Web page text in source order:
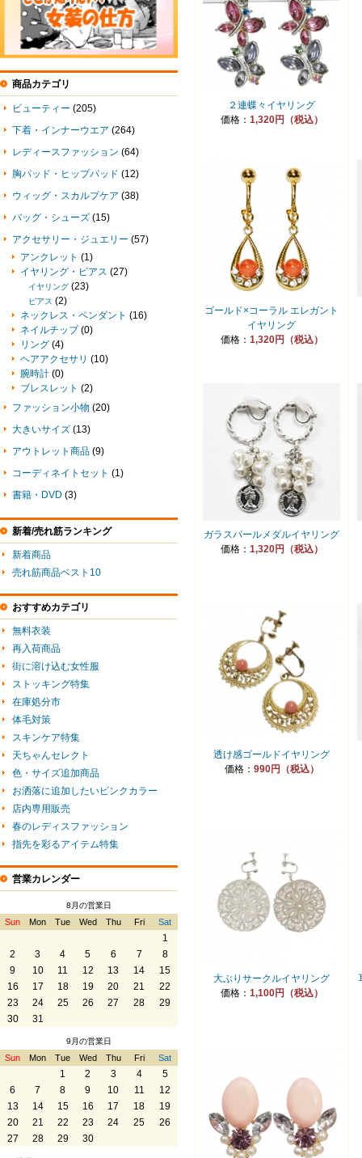
２連蝶々イヤリング
価格： 1,320円（税込）
ゴールド×コーラル エレガント
イヤリング
価格： 1,320円（税込）
ガラスパールメダルイヤリング
価格： 1,320円（税込）
透け感ゴールドイヤリング
価格： 990円（税込）
大ぶりサークルイヤリング
価格： 1,100円（税込）
商品カテゴリ
ビューティー (205)
下着・インナーウエア (264)
レディースファッション (64)
胸パッド・ヒップパッド (12)
ウィッグ・スカルプケア (38)
バッグ・シューズ (15)
アクセサリー・ジュエリー (57)
アンクレット (1)
イヤリング・ピアス (27)
イヤリング (23)
ピアス (2)
ネックレス・ペンダント (16)
ネイルチップ (0)
リング (4)
ヘアアクセサリ (10)
腕時計 (0)
ブレスレット (2)
ファッション小物 (20)
大きいサイズ (13)
アウトレット商品 (9)
コーディネイトセット (1)
書籍・DVD (3)
新着/売れ筋ランキング
新着商品
売れ筋商品ベスト10
おすすめカテゴリ
無料衣装
再入荷商品
街に溶け込む女性服
ストッキング特集
在庫処分市
体毛対策
スキンケア特集
天ちゃんセレクト
色・サイズ追加商品
お洒落に追加したいピンクカラー
店内専用販売
春のレディスファッション
指先を彩るアイテム特集
営業カレンダー
8月の営業日
Sun Mon Tue Wed Thu Fri Sat
1
2
3 4 5 6 7
8
9
10 11 12 13 14
15
16
17 18 19 20 21
22
23
24 25 26 27 28
29
30
31
9月の営業日
Sun Mon Tue Wed Thu Fri Sat
1 2 3 4
5
6
7 8 9 10 11
12
13
14 15 16 17 18
19
20
21 22 23 24 25
26
27
28 29 30